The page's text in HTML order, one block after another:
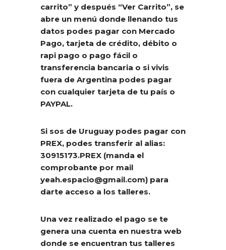
carrito” y después “Ver Carrito”, se
abre un menú donde llenando tus
datos podes pagar con Mercado
Pago, tarjeta de crédito, débito o
rapi pago o pago fácil o
transferencia bancaria o si vivis
fuera de Argentina podes pagar
con cualquier tarjeta de tu país o
PAYPAL.
Si sos de Uruguay podes pagar con
PREX, podes transferir al alias:
30915173.PREX (manda el
comprobante por mail
yeah.espacio@gmail.com) para
darte acceso a los talleres.
Una vez realizado el pago se te
genera una cuenta en nuestra web
donde se encuentran tus talleres